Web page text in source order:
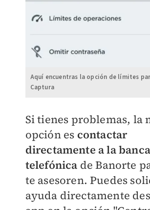
Aquí encuentras la opción de límites
Captura
Si tienes problemas, la
opción es contactar
directamente a la banca
telefónica de Banorte
te asesoren. Puedes
ayuda directamente